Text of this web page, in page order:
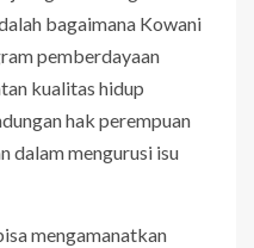
bagaimana Kowani
pemberdayaan
kualitas hidup
hak perempuan
dalam mengurusi isu
mengamanatkan